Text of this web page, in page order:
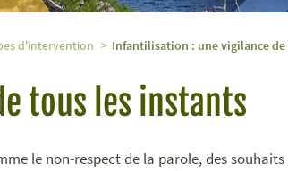
d'intervention Infantilisation : une vigilance
tous les instants
le non-respect de la parole, des souhaits